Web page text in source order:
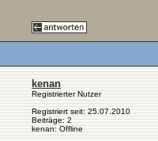
kenan
Registrierter Nutzer
Registriert seit: 25.07.2010
Beiträge: 2
kenan: Offline